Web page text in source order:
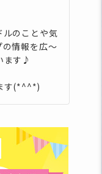
ルのことや気
の情報を広～
ます♪
す(*^^*)